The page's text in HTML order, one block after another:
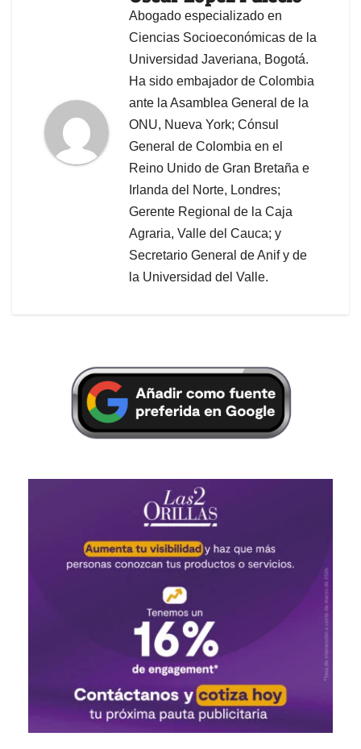
Abogado especializado en
Ciencias Socioeconómicas de la
Universidad Javeriana, Bogotá.
Ha sido embajador de Colombia
ante la Asamblea General de la
ONU, Nueva York; Cónsul
General de Colombia en el
Reino Unido de Gran Bretaña e
Irlanda del Norte, Londres;
Gerente Regional de la Caja
Agraria, Valle del Cauca; y
Secretario General de Anif y de
la Universidad del Valle.